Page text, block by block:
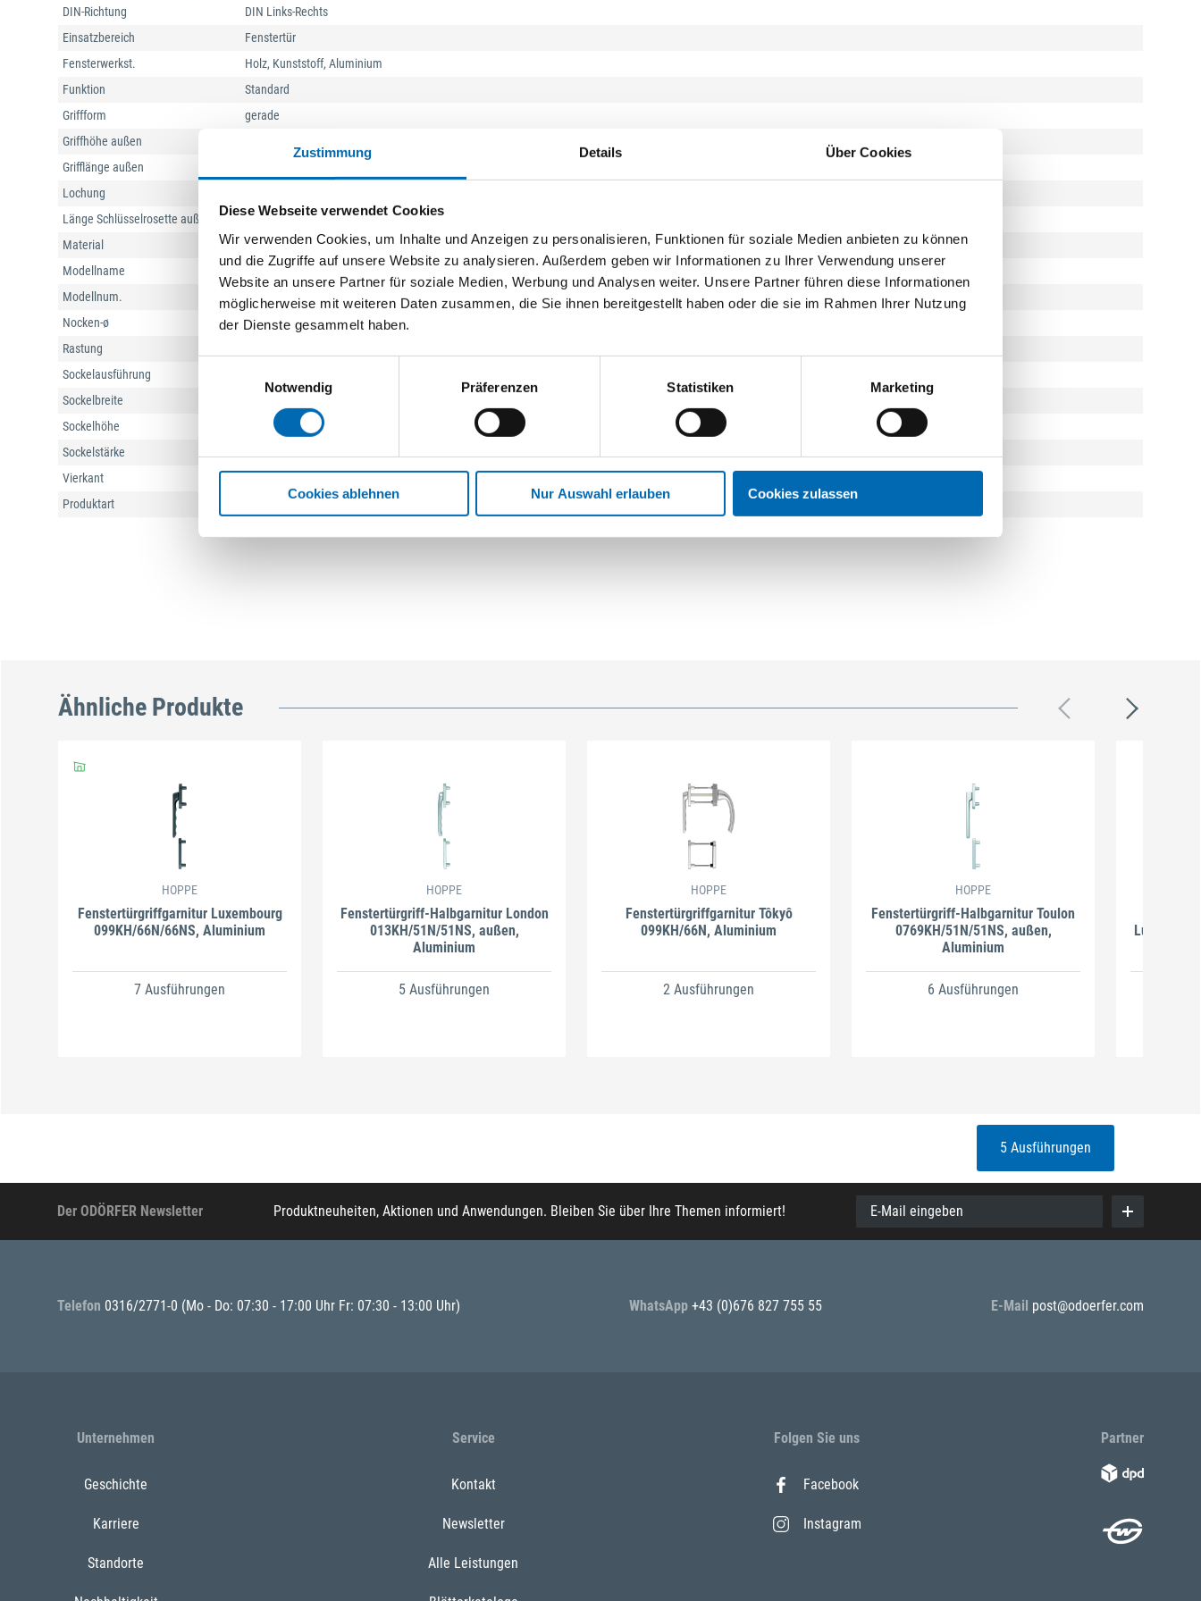
Zustimmung Details Über Cookies
Diese Webseite verwendet Cookies
Wir verwenden Cookies, um Inhalte und Anzeigen zu personalisieren, Funktionen für soziale Medien anbieten zu können
und die Zugriffe auf unsere Website zu analysieren. Außerdem geben wir Informationen zu Ihrer Verwendung unserer
Website an unsere Partner für soziale Medien, Werbung und Analysen weiter. Unsere Partner führen diese Informationen
möglicherweise mit weiteren Daten zusammen, die Sie ihnen bereitgestellt haben oder die sie im Rahmen Ihrer Nutzung
der Dienste gesammelt haben.
Notwendig
Präferenzen Statistiken Marketing
Cookies ablehnen Nur Auswahl erlauben Cookies zulassen
DIN-Richtung
DIN Links-Rechts
Einsatzbereich
Fenstertür
Fensterwerkst.
Holz, Kunststoff, Aluminium
Funktion
Standard
Griffform
gerade
Griffhöhe außen
Grifflänge außen
Lochung
Länge Schlüsselrosette außen
85 mm
Material
Aluminium
Modellname
Modellnum.
013KH/51N/51NS
Nocken-ø
10 mm
Rastung
Sockelausführung
Sockelbreite
Sockelhöhe
68 mm
Sockelstärke
Vierkant
Produktart
Ähnliche Produkte
HOPPE
Fenstertürgriffgarnitur Luxembourg
099KH/66N/66NS, Aluminium
7 Ausführungen
HOPPE
Fenstertürgriff-Halbgarnitur London
013KH/51N/51NS, außen,
Aluminium
5 Ausführungen
HOPPE
Fenstertürgriffgarnitur Tôkyô
099KH/66N, Aluminium
2 Ausführungen
HOPPE
Fenstertürgriff-Halbgarnitur Toulon
0769KH/51N/51NS, außen,
Aluminium
6 Ausführungen
5 Ausführungen
Der ODÖRFER Newsletter Produktneuheiten, Aktionen und Anwendungen. Bleiben Sie über Ihre Themen informiert! E-Mail eingeben
Telefon 0316/2771-0 (Mo - Do: 07:30 - 17:00 Uhr Fr: 07:30 - 13:00 Uhr) WhatsApp +43 (0)676 827 755 55 E-Mail post@odoerfer.com
Unternehmen
Geschichte
Karriere
Standorte
Service
Kontakt
Newsletter
Alle Leistungen
Folgen Sie uns
Facebook
Instagram
Partner